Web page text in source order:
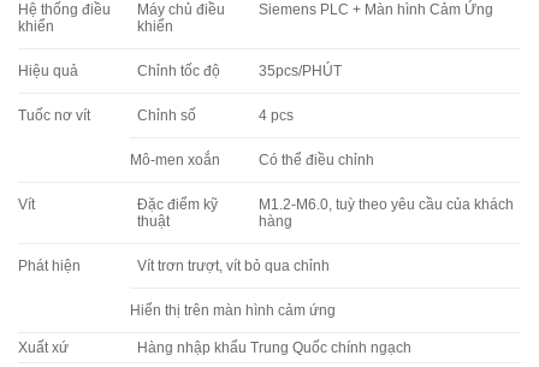
Hệ thống điều
khiển
Máy chủ điều
khiển
Siemens PLC + Màn hình Cảm Ứng
Hiệu quả Chỉnh tốc độ 35pcs/PHÚT
Tuốc nơ vít Chỉnh số 4 pcs
Mô-men xoắn Có thể điều chỉnh
Vít
Đặc điểm kỹ
thuật
M1.2-M6.0, tuỳ theo yêu cầu của khách
hàng
Phát hiện Vít trơn trượt, vít bỏ qua chỉnh
Hiển thị trên màn hình cảm ứng
Xuất xứ Hàng nhập khẩu Trung Quốc chính ngạch